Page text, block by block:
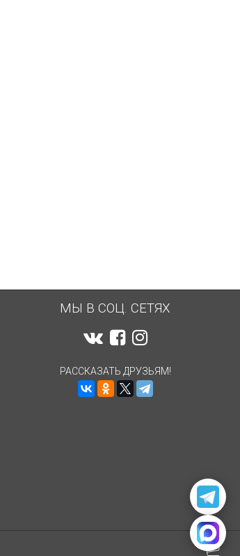
МЫ В СОЦ. СЕТЯХ
РАССКАЗАТЬ ДРУЗЬЯМ!